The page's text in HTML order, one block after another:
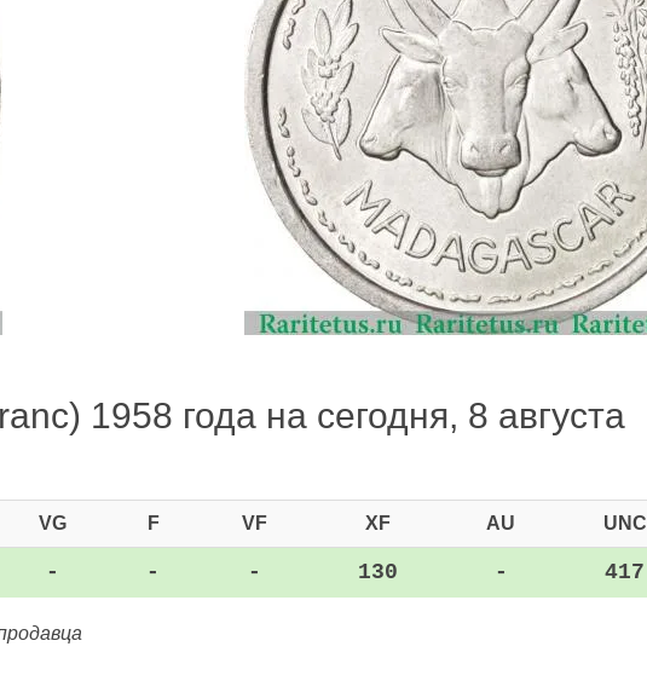
1958 года на сегодня, 8 августа
VG F VF XF AU UNC
- - - 130 - 417